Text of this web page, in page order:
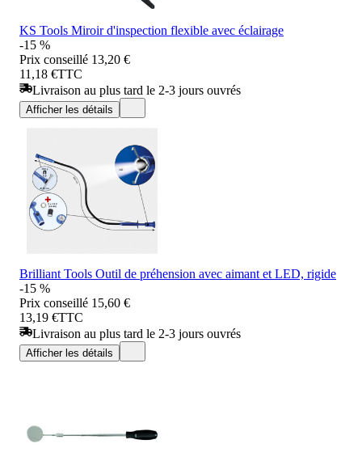
KS Tools Miroir d'inspection flexible avec éclairage
-15 %
Prix conseillé 13,20 €
11,18 €TTC
Livraison au plus tard le 2-3 jours ouvrés
Afficher les détails
Brilliant Tools Outil de préhension avec aimant et LED, rigide
-15 %
Prix conseillé 15,60 €
13,19 €TTC
Livraison au plus tard le 2-3 jours ouvrés
Afficher les détails